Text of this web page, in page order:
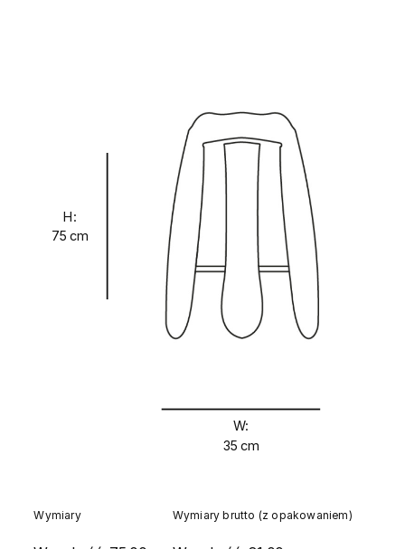
H:
75 cm
W:
35 cm
Wymiary Wymiary brutto (z opakowaniem)